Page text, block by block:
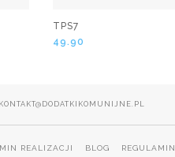
TPS7
49.90
KONTAKT@DODATKIKOMUNIJNE.PL
REALIZACJI BLOG REGULAMIN